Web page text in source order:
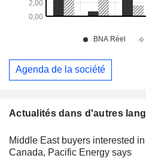
Actualités dans d'autres
Middle East buyers interested
Canada, Pacific Energy says
Agenda de la société